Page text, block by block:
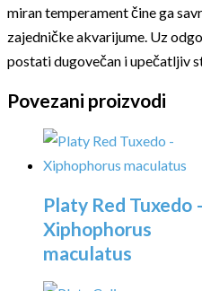
miran temperament čine ga
zajedničke akvarijume. Uz
postati dugovečan i upečatljiv
Povezani proizvodi
Platy Red Tuxedo
Xiphophorus
maculatus